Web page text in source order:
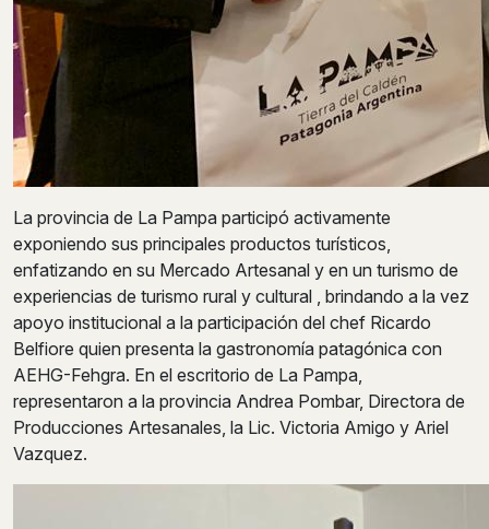
La provincia de La Pampa participó activamente
exponiendo sus principales productos turísticos,
enfatizando en su Mercado Artesanal y en un turismo de
experiencias de turismo rural y cultural , brindando a la vez
apoyo institucional a la participación del chef Ricardo
Belfiore quien presenta la gastronomía patagónica con
AEHG-Fehgra. En el escritorio de La Pampa,
representaron a la provincia Andrea Pombar, Directora de
Producciones Artesanales, la Lic. Victoria Amigo y Ariel
Vazquez.